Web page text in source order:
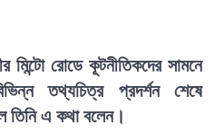
মিন্টো রোডে কূটনীতিকদের সামনে
তথ্যচিত্র প্রদর্শন শেষে
তিনি এ কথা বলেন।